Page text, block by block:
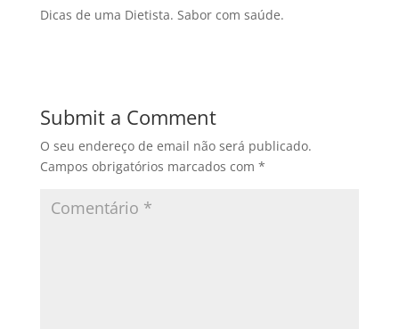
Dicas de uma Dietista. Sabor com saúde.
Submit a Comment
O seu endereço de email não será publicado.
Campos obrigatórios marcados com *